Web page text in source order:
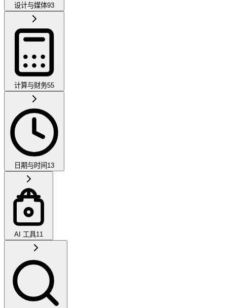
设计与媒体93
计算与财务55
日期与时间 13
AI 工具11